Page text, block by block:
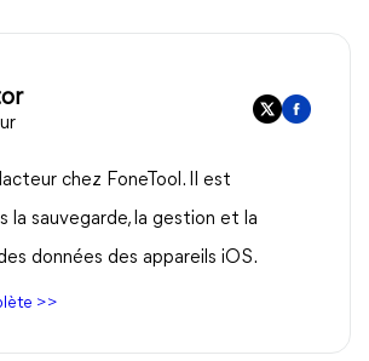
chez FoneTool. Il est
la sauvegarde, la gestion et la
données des appareils iOS.
>>